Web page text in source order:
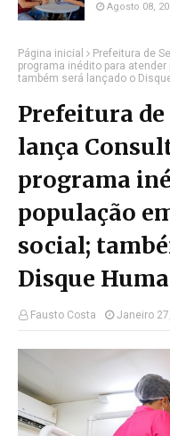
Agosto 08,
Página inicial
Prefeitura de
programa inédito para
também será lançado o
Prefeitura de
lança
programa
população
social;
Disque
Fausto Costa Janeiro